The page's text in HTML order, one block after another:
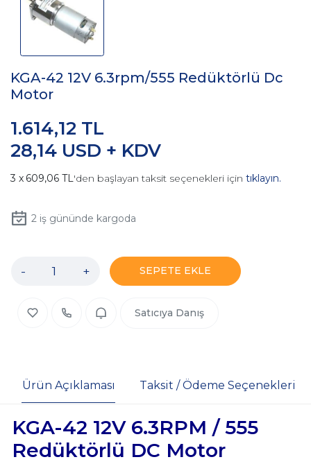
KGA-42 12V 6.3rpm/555 Redüktörlü Dc
Motor
28,14 USD + KDV
1.614,12 TL
609,06 TL'den başlayan taksit seçenekleri için tıklayın.
2iş gününde kargoda
- + SEPETE EKLE
Satıcıya Danış
Ürün Açıklaması Taksit / Ödeme Seçenekleri
KGA-42 12V 6.3RPM / 555
Redüktörlü DC Motor